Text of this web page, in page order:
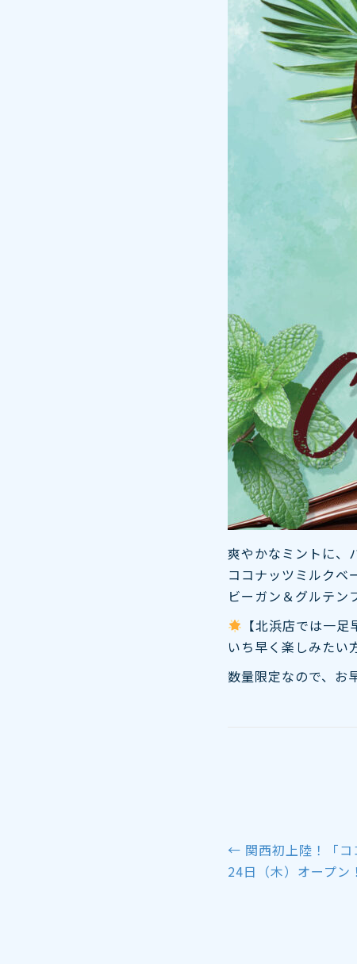
爽やかなミントに、
ココナッツミルクベ
ビーガン＆グルテン
【北浜店では一足
いち早く楽しみたい
数量限定なので、お
Posts
← 関西初上陸！「コ
24日（木）オープン！